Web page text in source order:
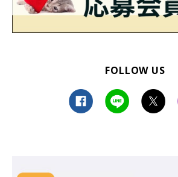
FOLLOW US